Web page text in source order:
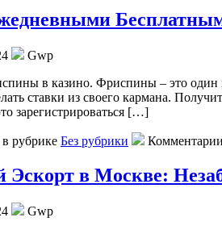
Gwp
в кaзинo. Фриспины – это один
ставки из своего кармана.
зарегистрироваться […]
рубрике Без рубрики
в Москве:
Gwp